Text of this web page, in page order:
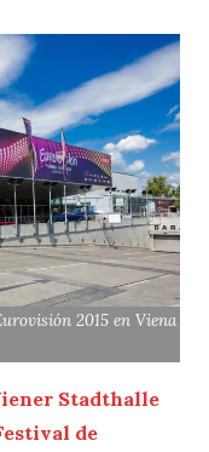
2015 en Viena
Stadthalle
de